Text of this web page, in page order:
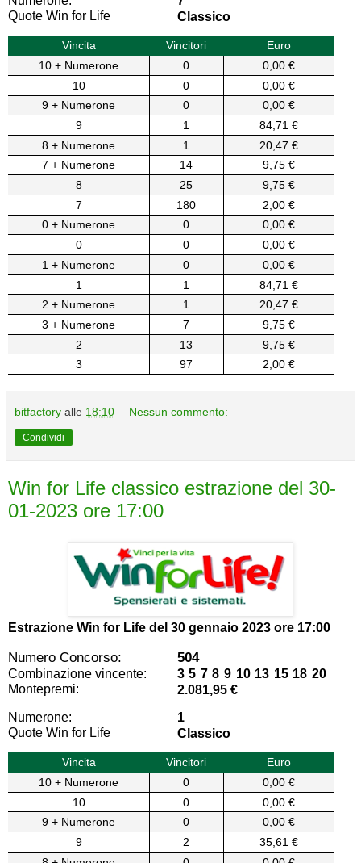
Quote Win for Life
Classico
Vincita Vincitori
Euro
10 + Numerone
0
0,00 €
10
0
0,00 €
9 + Numerone
0
0,00 €
9
1
84,71 €
8 + Numerone
1
20,47 €
7 + Numerone
14
9,75 €
8
25
9,75 €
7
180
2,00 €
0 + Numerone
0
0,00 €
0
0
0,00 €
1 + Numerone
0
0,00 €
1
1
84,71 €
2 + Numerone
1
20,47 €
3 + Numerone
7
9,75 €
2
13
9,75 €
3
97 2,00 €
bitfactory alle 18:10 Nessun commento:
Condividi
Win for Life classico estrazione del 30-
01-2023 ore 17:00
Estrazione Win for Life del 30 gennaio 2023 ore 17:00
Numero Concorso: 504
Combinazione vincente:
3 5 7 8 9 10 13 15 18 20
Montepremi:
2.081,95 €
Numerone:
1
Quote Win for Life
Classico
Vincita Vincitori
Euro
10 + Numerone
0
0,00 €
10
0
0,00 €
9 + Numerone
0
0,00 €
9
2
35,61 €